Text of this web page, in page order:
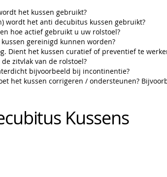
het kussen gebruikt?
wordt het anti decubitus kussen gebruikt?
hoe actief gebruikt u uw rolstoel?
gereinigd kunnen worden?
Dient het kussen curatief of preventief te
zitvlak van de rolstoel?
bijvoorbeeld bij incontinentie?
het kussen corrigeren / ondersteunen?
Kussens